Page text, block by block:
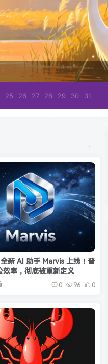
25 26 27 28 29 30 31
新 AI 助手 Marvis 上线！普
效率，彻底被重新定义
0 96 0